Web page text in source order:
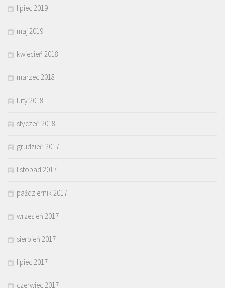
lipiec 2019
maj 2019
kwiecień 2018
marzec 2018
luty 2018
styczeń 2018
grudzień 2017
listopad 2017
październik 2017
wrzesień 2017
sierpień 2017
lipiec 2017
czerwiec 2017